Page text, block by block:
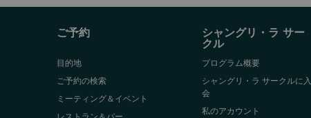
ご予約
目的地
ご予約の検索
ミーティング＆イベント
シャングリ・ラ サー
クル
プログラム概要
シャングリ・ラ サークルに入
会
私のアカウント